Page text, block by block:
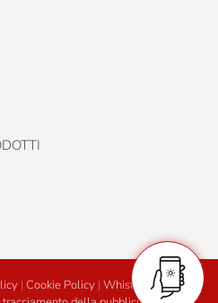
| Cookie Policy | Whistleblowing